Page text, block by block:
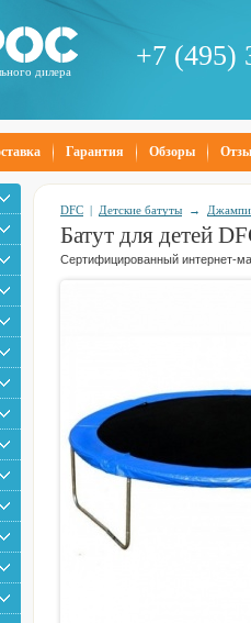
дилера
+7 (495)
Гарантия Обзоры
DFC | Детские батуты →
Батут для детей
Сертифицированный интернет-